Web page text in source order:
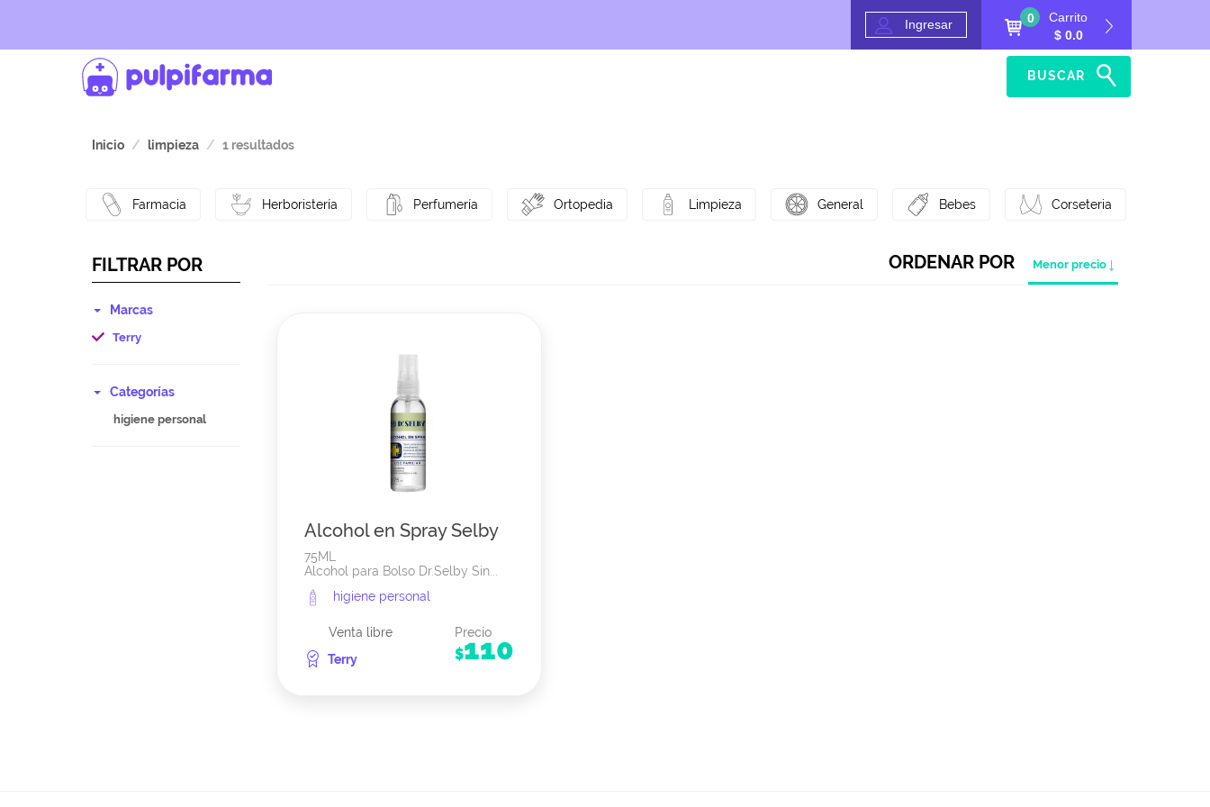
Ingresar 0
Carrito
$ 0.0
BUSCAR
Inicio limpieza 1 resultados
Farmacia Herboristería Perfumería Ortopedia Limpieza General Bebes Corseteria
FILTRAR POR
Marcas
Terry
Categorías
higiene personal
ORDENAR POR Menor precio
Alcohol en Spray Selby
75ML
Alcohol para Bolso Dr.Selby Sin...
higiene personal
Venta libre
Terry
Precio
$110